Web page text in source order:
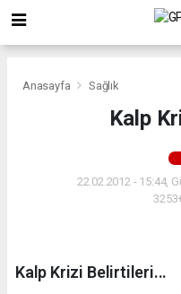
Anasayfa Sağlık
Kalp
22.02.2012 - 15:44,
Kalp Krizi Belirtileri...